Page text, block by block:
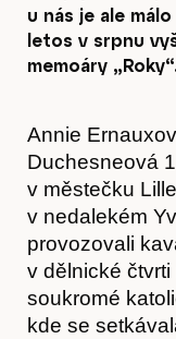
u nás je ale
letos v srpnu
memoáry
Annie
Duchesneová
v městečku
v nedalekém
provozovali
v dělnické
soukromé
kde se